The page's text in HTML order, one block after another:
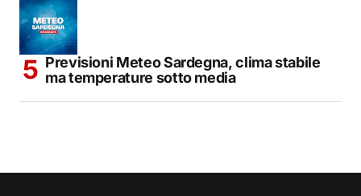
Previsioni Meteo Sardegna, clima stabile
ma temperature sotto media